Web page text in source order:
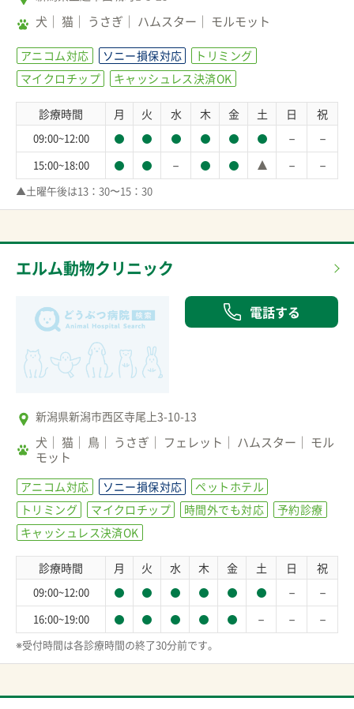
犬 猫 うさぎ ハムスター モルモット
アニコム対応 ソニー損保対応
トリミング
マイクロチップ
キャッシュレス決済OK
診療時間 月 火 水 木 金 土 日 祝
09:00~12:00 － －
15:00~18:00 － － －
▲土曜午後は13：30〜15：30
エルム動物クリニック
電話する
新潟県新潟市西区寺尾上3-10-13
犬 猫 鳥 うさぎ フェレット ハムスター
モル
モット
アニコム対応 ソニー損保対応
ペットホテル
トリミング
マイクロチップ 時間外でも対応
予約診療
キャッシュレス決済OK
診療時間 月 火 水 木 金 土 日 祝
09:00~12:00 － －
16:00~19:00 － － －
※受付時間は各診療時間の終了30分前です。